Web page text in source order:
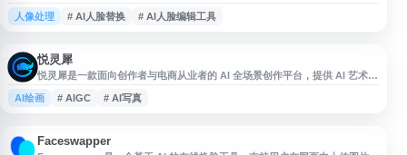
等功能，可用于娱乐创作、社交内容制作和图像编辑参考。用户无需下载安装
或信用卡即可在线体验，适合快速生成高清人脸交换效果，并通过案例了解
人像处理 # AI人脸替换 # AI人脸编辑工具
悦灵犀
悦灵犀是一款面向创作者与电商从业者的 AI 全场景创作平台，提供 AI 艺术
照、AI 写真、文生图、文生视频、AI 换脸、AI 试衣、商品图生成、模特图生
成等功能。平台支持多种艺术风格与节日主题模板，并结合文本生成、内容改
AI绘画 # AIGC # AI写真
Faceswapper